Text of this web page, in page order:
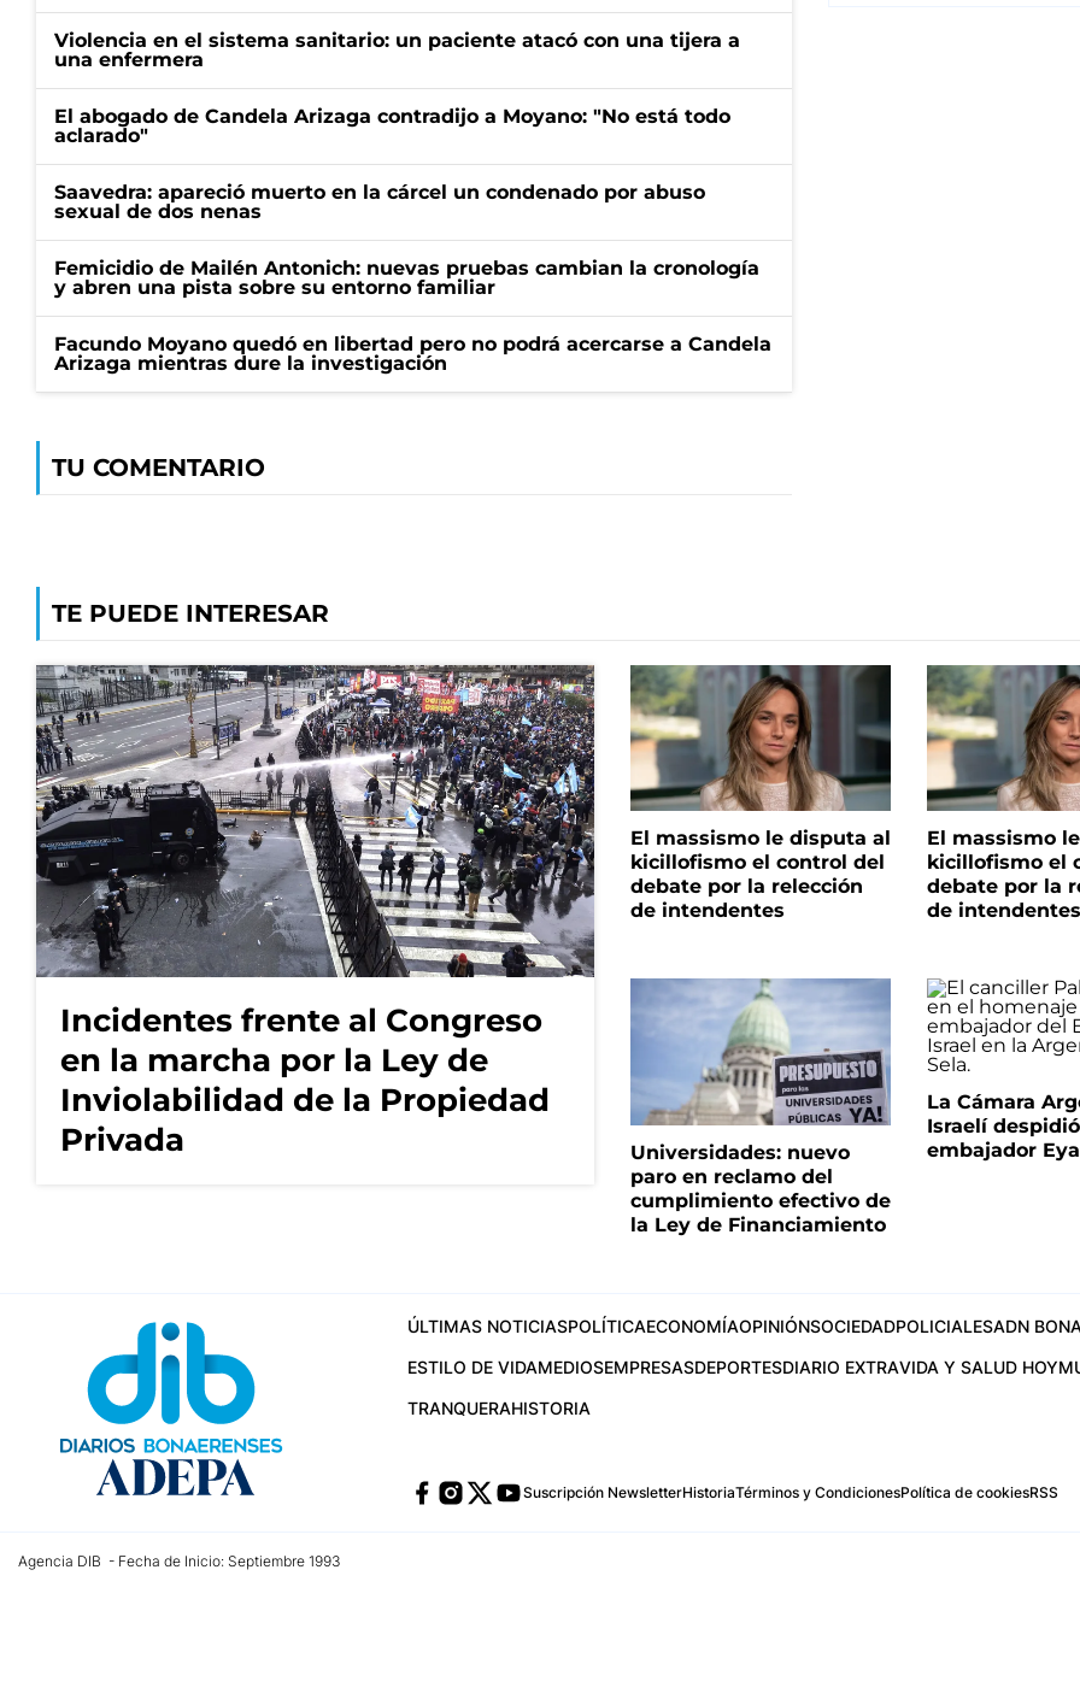
Violencia en el sistema sanitario: un paciente atacó con una tijera a
una enfermera
El abogado de Candela Arizaga contradijo a Moyano: "No está todo
aclarado"
Saavedra: apareció muerto en la cárcel un condenado por abuso
sexual de dos nenas
Femicidio de Mailén Antonich: nuevas pruebas cambian la cronología
y abren una pista sobre su entorno familiar
Facundo Moyano quedó en libertad pero no podrá acercarse a Candela
Arizaga mientras dure la investigación
TU COMENTARIO
TE PUEDE INTERESAR
Incidentes frente al Congreso
en la marcha por la Ley de
Inviolabilidad de la Propiedad
Privada
El massismo le disputa al
kicillofismo el control del
debate por la relección
de intendentes
El massismo
kicillofismo el
debate por la
de intendentes
Universidades: nuevo
paro en reclamo del
cumplimiento efectivo de
la Ley de Financiamiento
La Cámara
Israelí
embajador
ÚLTIMAS NOTICIASPOLÍTICAECONOMÍAOPINIÓNSOCIEDADPOLICIALESADN
ESTILO DE VIDAMEDIOSEMPRESASDEPORTESDIARIO EXTRAVIDA Y SALUD HOY
TRANQUERAHISTORIA
Suscripción NewsletterHistoriaTérminos y CondicionesPolítica de cookiesRSS
Agencia DIB - Fecha de Inicio: Septiembre 1993